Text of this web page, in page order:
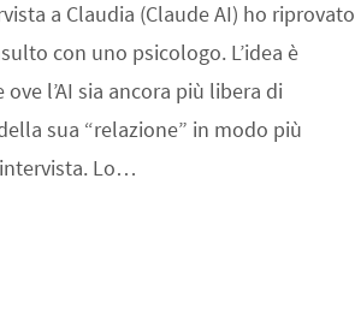
a Claudia (Claude AI) ho riprovato
con uno psicologo. L’idea è
l’AI sia ancora più libera di
sua “relazione” in modo più
Lo…